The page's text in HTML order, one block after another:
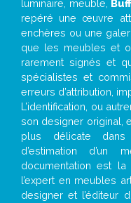
luminaire, meuble,
repéré une œuvre
enchères ou une
que les meubles et
rarement signés et
spécialistes et
erreurs d’attribution,
L’identification, ou
son designer original,
plus délicate
d’estimation
documentation est
l’expert en meubles
designer et l’éditeur